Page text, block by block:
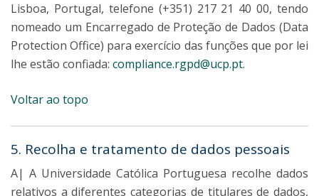
Lisboa, Portugal, telefone (+351) 217 21 40 00, tendo
nomeado um Encarregado de Proteção de Dados (Data
Protection Office) para exercício das funções que por lei
lhe estão confiada: compliance.rgpd@ucp.pt.
Voltar ao topo
5. Recolha e tratamento de dados pessoais
A| A Universidade Católica Portuguesa recolhe dados
relativos a diferentes categorias de titulares de dados,